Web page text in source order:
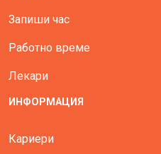
Запиши час
Работно време
Лекари
ИНФОРМАЦИЯ
Кариери